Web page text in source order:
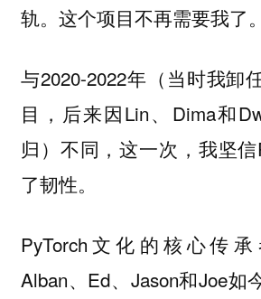
轨。这个项目不再需要我了。
与2020-2022年（当时我卸
目，后来因Lin、Dima和
归）不同，这一次，我坚
了韧性。
PyTorch文化的核心传
Alban、Ed、Jason和Joe如